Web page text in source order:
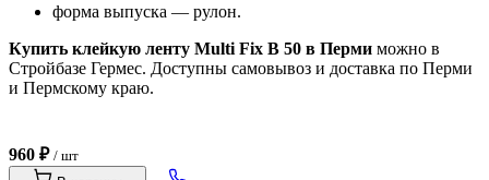
форма выпуска — рулон.
Купить клейкую ленту Multi Fix B 50 в Перми можно в
Стройбазе Гермес. Доступны самовывоз и доставка по Перми
и Пермскому краю.
960 ₽ / шт